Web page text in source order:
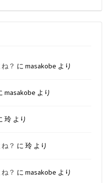
？ に masakobe より
masakobe より
玲 より
？ に 玲 より
？ に masakobe より